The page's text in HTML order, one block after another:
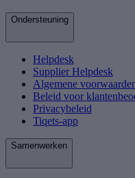
Ondersteuning
Helpdesk
Supplier Helpdesk
Algemene
Beleid voor
Privacybeleid
Tiqets-app
Samenwerken